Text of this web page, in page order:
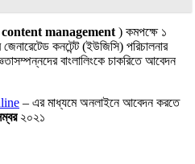
management ) কমপক্ষে ১
কনটেন্ট (ইউজিসি) পরিচালনার
বাংলালিংকে চাকরিতে আবেদন
– এর মাধ্যমে অনলাইনে আবেদন করতে
২০২১